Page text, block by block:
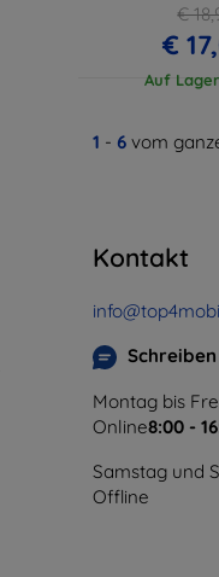
€
€
Auf
1 - 6 vom
Kontakt
Schreiben
Montag bis
Online8:00 -
Samstag und
Offline